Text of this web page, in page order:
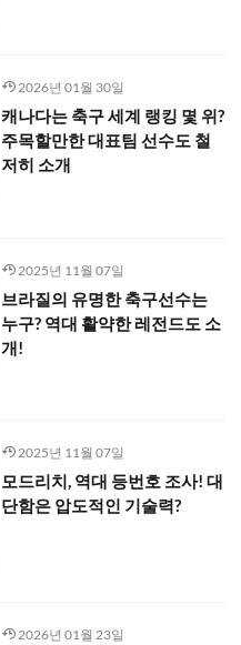
2026년 01월 30일
캐나다는 축구 세계 랭킹 몇 위?
주목할만한 대표팀 선수도 철
저히 소개
2025년 11월 07일
브라질의 유명한 축구선수는
누구? 역대 활약한 레전드도 소
개!
2025년 11월 07일
모드리치, 역대 등번호 조사! 대
단함은 압도적인 기술력?
2026년 01월 23일